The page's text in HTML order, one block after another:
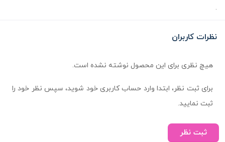
.
نظرات کاربران
هیچ نظری برای این محصول نوشته نشده است.
برای ثبت نظر، ابتدا وارد حساب کاربری خود شوید، سپس نظر خود را
ثبت نمایید.
ثبت نظر